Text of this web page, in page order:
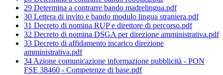
29 Determina a contrarre bando madrelingua.pdf
30 Lettera di invito e bando modulo lingua straniera.pdf
31 Decreto di nomina RUP e direttore di percorso.pdf
32 Decreto di nomina DSGA per direzione amministrativa.pdf
33 Decreto di affidamento incarico direzione
amministrativa.pdf
34 Azione comunicazione informazione pubblicità - PON
FSE 38460 - Competenze di base.pdf